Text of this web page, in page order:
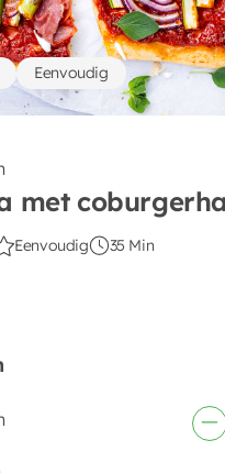
met
Eenvoudig 35 Min
Eenvoudig